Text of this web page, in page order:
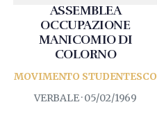
ASSEMBLEA
OCCUPAZIONE
MANICOMIO DI
COLORNO
MOVIMENTO STUDENTESCO
VERBALE · 05/02/1969